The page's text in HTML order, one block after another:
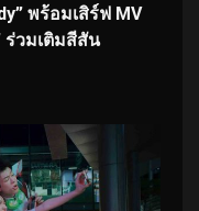
พร้อมเสิร์ฟ MV
ร่วมเติมสีสัน